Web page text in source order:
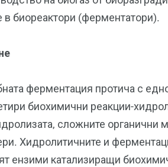
в биореактори (ферментатори).
ферментация протича с
биохимични реакции-
сложните органични
Хидролитичните и
ензими катализиращи